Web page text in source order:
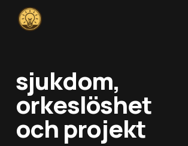
sjukdom,
orkeslöshet
och projekt